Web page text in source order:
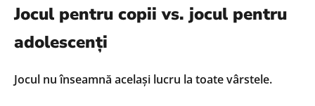
Jocul pentru copii vs. jocul pentru
adolescenți
Jocul nu înseamnă același lucru la toate vârstele.